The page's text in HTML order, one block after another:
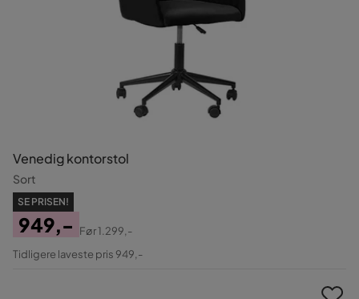
Venedig kontorstol
Sort
SE PRISEN!
Pris
949,-
Original
Før1.299,-
Tidligere laveste pris 949,-